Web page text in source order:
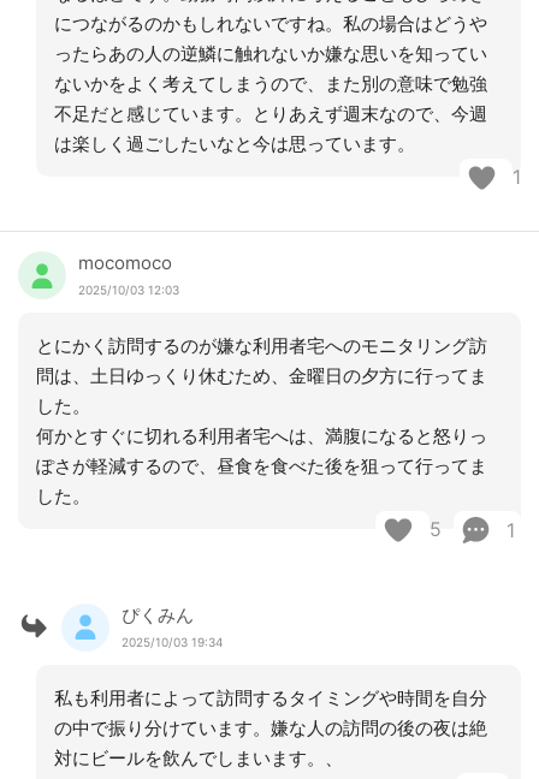
につながるのかもしれないですね。私の場合はどうや
ったらあの人の逆鱗に触れないか嫌な思いを知ってい
ないかをよく考えてしまうので、また別の意味で勉強
不足だと感じています。とりあえず週末なので、今週
は楽しく過ごしたいなと今は思っています。
1
mocomoco
2025/10/03 12:03
とにかく訪問するのが嫌な利用者宅へのモニタリング訪
問は、土日ゆっくり休むため、金曜日の夕方に行ってま
した。
何かとすぐに切れる利用者宅へは、満腹になると怒りっ
ぽさが軽減するので、昼食を食べた後を狙って行ってま
した。
5 1
ぴくみん
2025/10/03 19:34
私も利用者によって訪問するタイミングや時間を自分
の中で振り分けています。嫌な人の訪問の後の夜は絶
対にビールを飲んでしまいます。、